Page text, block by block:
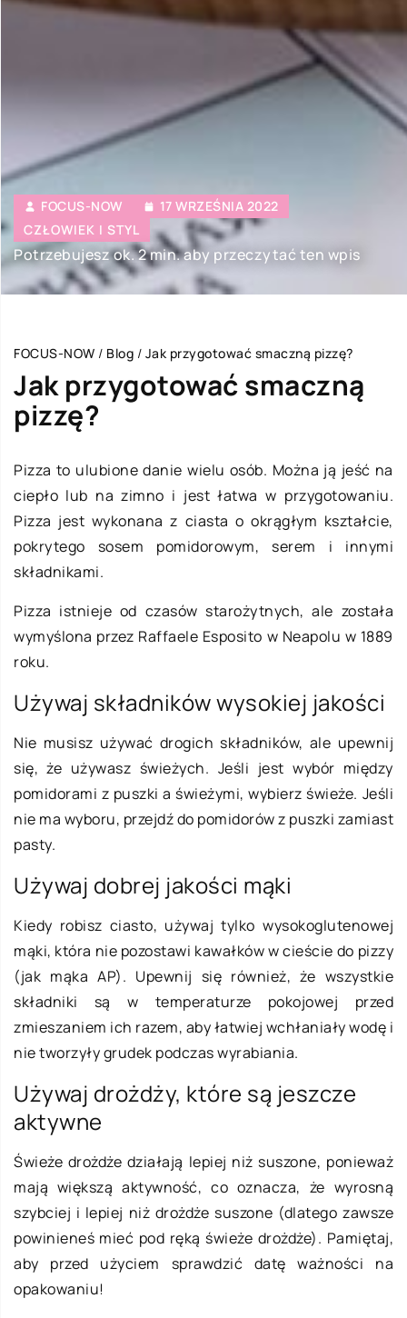
FOCUS-NOW
17 WRZEŚNIA 2022
CZŁOWIEK I STYL
Potrzebujesz ok. 2 min. aby przeczytać ten wpis
FOCUS-NOW / Blog / Jak przygotować smaczną pizzę?
Jak przygotować smaczną
pizzę?
Pizza to ulubione danie wielu osób. Można ją jeść na
ciepło lub na zimno i jest łatwa w przygotowaniu.
Pizza jest wykonana z ciasta o okrągłym kształcie,
pokrytego sosem pomidorowym, serem i innymi
składnikami.
Pizza istnieje od czasów starożytnych, ale została
wymyślona przez Raffaele Esposito w Neapolu w 1889
roku.
Używaj składników wysokiej jakości
Nie musisz używać drogich składników, ale upewnij
się, że używasz świeżych. Jeśli jest wybór między
pomidorami z puszki a świeżymi, wybierz świeże. Jeśli
nie ma wyboru, przejdź do pomidorów z puszki zamiast
pasty.
Używaj dobrej jakości mąki
Kiedy robisz ciasto, używaj tylko wysokoglutenowej
mąki, która nie pozostawi kawałków w cieście do pizzy
(jak mąka AP). Upewnij się również, że wszystkie
składniki są w temperaturze pokojowej przed
zmieszaniem ich razem, aby łatwiej wchłaniały wodę i
nie tworzyły grudek podczas wyrabiania.
Używaj drożdży, które są jeszcze
aktywne
Świeże drożdże działają lepiej niż suszone, ponieważ
mają większą aktywność, co oznacza, że wyrosną
szybciej i lepiej niż drożdże suszone (dlatego zawsze
powinieneś mieć pod ręką świeże drożdże). Pamiętaj,
aby przed użyciem sprawdzić datę ważności na
opakowaniu!